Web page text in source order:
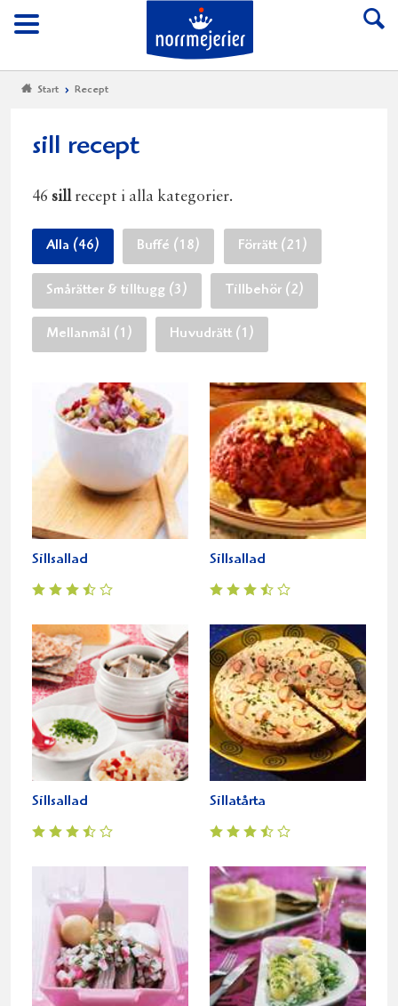
Meny
Till Norrmejerier
Start Recept
sill recept
46 sillrecept i alla kategorier.
Alla (46) Buffé (18) Förrätt (21)
Smårätter & tilltugg (3) Tillbehör (2)
Mellanmål (1) Huvudrätt (1)
Sillsallad Sillsallad
Sillsallad Sillatårta